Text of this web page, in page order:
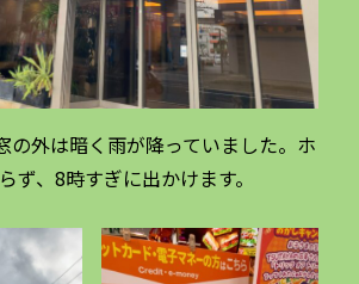
の外は暗く雨が降っていました。ホ
ず、8時すぎに出かけます。